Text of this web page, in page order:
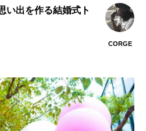
い出を作る結婚式ト
CORGE